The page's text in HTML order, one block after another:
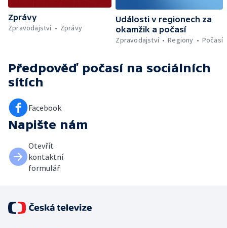
Zprávy
Zpravodajství
Zprávy
Události v regionech za
okamžik a počasí
Zpravodajství
Regiony Počasí
Předpověď počasí na sociálních
sítích
Facebook
Napište nám
Otevřít
kontaktní
formulář